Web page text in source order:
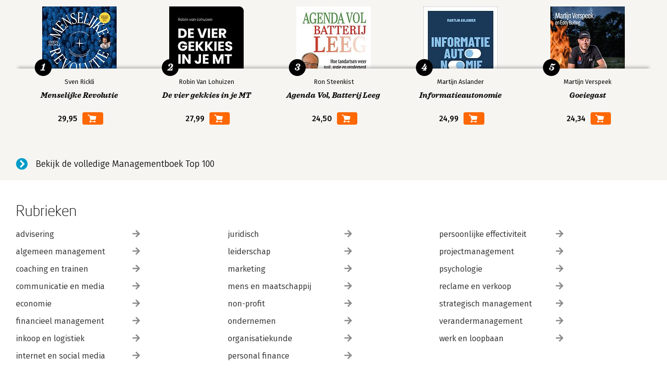
Sven Rickli
Menselijke Revolutie
29,95
1
Robin Van Lohuizen
De vier gekkies in je MT
27,99
2
Ron Steenkist
Agenda Vol, Batterij Leeg
24,50
3
Martijn Aslander
Informatieautonomie
24,99
4
Martijn Verspeek
Goeiegast
24,34
5
Bekijk de volledige Managementboek Top 100
Rubrieken
advisering
algemeen management
coaching en trainen
communicatie en media
economie
financieel management
inkoop en logistiek
internet en social media
juridisch
leiderschap
marketing
mens en maatschappij
non-profit
ondernemen
organisatiekunde
personal finance
persoonlijke effectiviteit
projectmanagement
psychologie
reclame en verkoop
strategisch management
verandermanagement
werk en loopbaan